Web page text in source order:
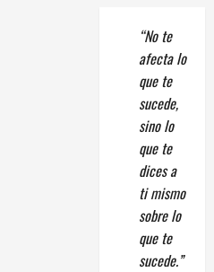
“No te
afecta lo
que te
sucede,
sino lo
que te
dices a
ti mismo
sobre lo
que te
sucede.”